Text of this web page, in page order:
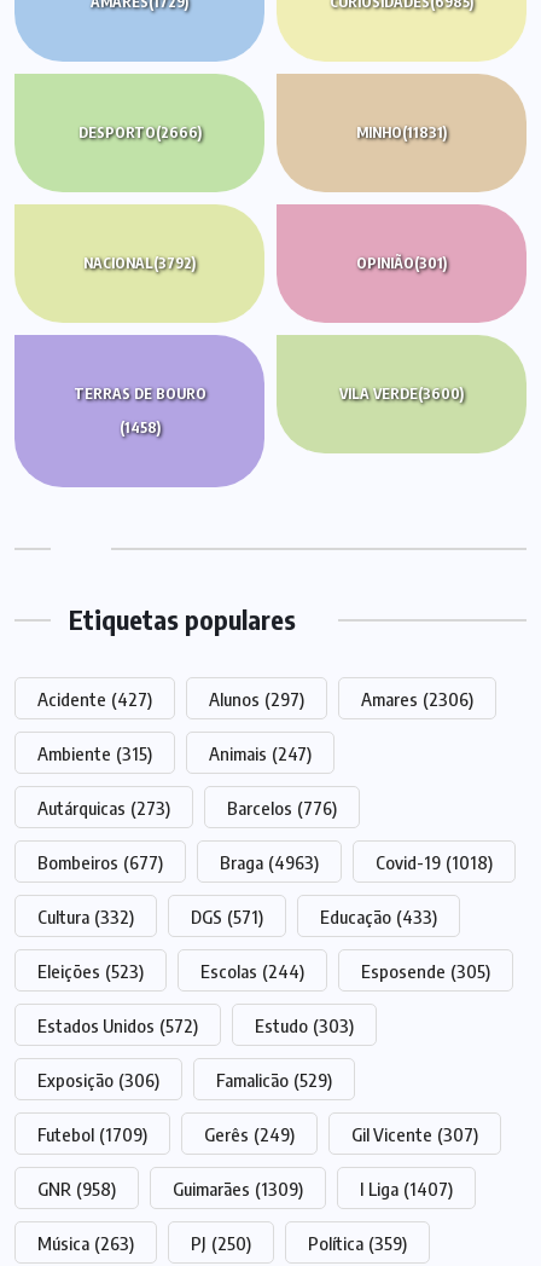
DESPORTO(2666) MINHO(11831)
NACIONAL(3792) OPINIÃO(301)
TERRAS DE BOURO
(1458)
VILA VERDE(3600)
Etiquetas populares
Acidente (427) Alunos (297) Amares (2306)
Ambiente (315) Animais (247)
Autárquicas (273) Barcelos (776)
Bombeiros (677) Braga (4963) Covid-19 (1018)
Cultura (332) DGS (571) Educação (433)
Eleições (523) Escolas (244) Esposende (305)
Estados Unidos (572) Estudo (303)
Exposição (306) Famalicão (529)
Futebol (1709) Gerês (249) Gil Vicente (307)
GNR (958) Guimarães (1309) I Liga (1407)
Música (263) PJ (250) Política (359)